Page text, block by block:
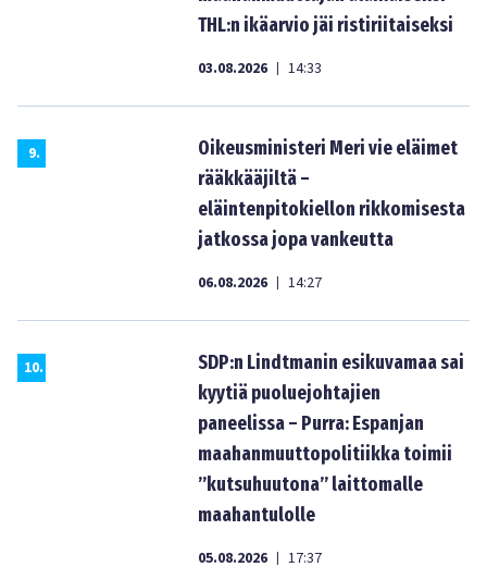
THL:n ikäarvio jäi ristiriitaiseksi
03.08.2026 | 14:33
9.
Oikeusministeri Meri vie eläimet
rääkkääjiltä –
eläintenpitokiellon rikkomisesta
jatkossa jopa vankeutta
06.08.2026 | 14:27
10.
SDP:n Lindtmanin esikuvamaa sai
kyytiä puoluejohtajien
paneelissa – Purra: Espanjan
maahanmuuttopolitiikka toimii
”kutsuhuutona” laittomalle
maahantulolle
05.08.2026 | 17:37